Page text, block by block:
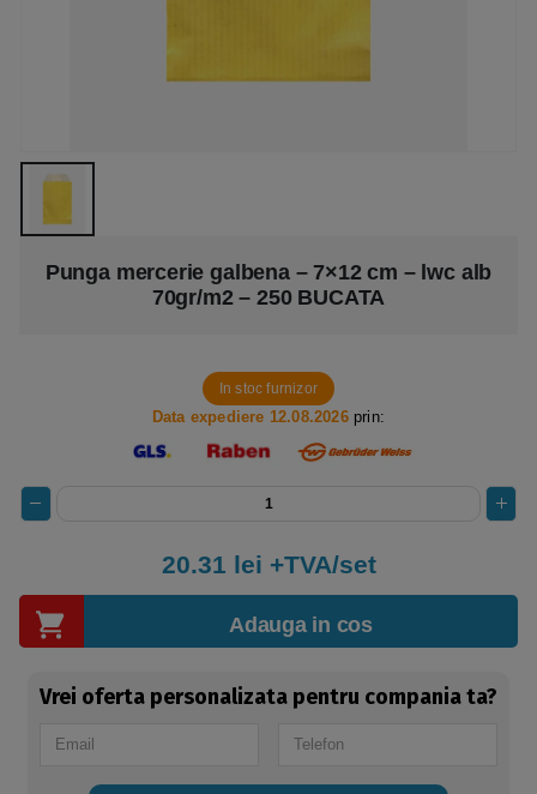
Punga mercerie galbena – 7×12 cm – lwc alb
70gr/m2 – 250 BUCATA
In stoc furnizor
Data expediere 12.08.2026prin:
20.31 lei +TVA/set
Adauga in cos
Vrei oferta personalizata pentru compania ta?